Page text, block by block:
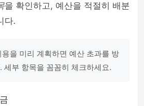
을 확인하고, 예산을 적절히 배분
다.
을 미리 계획하면 예산 초과를 방
세부 항목을 꼼꼼히 체크하세요.